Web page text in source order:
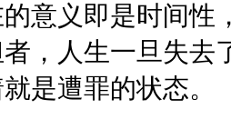
意义即是时间性
，人生一旦失去
是遭罪的状态。